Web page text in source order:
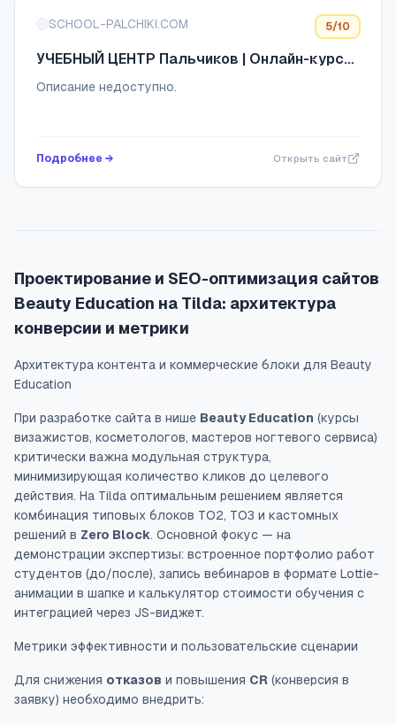
SCHOOL-PALCHIKI.COM 5/10
УЧЕБНЫЙ ЦЕНТР Пальчиков | Онлайн-курсы
по маникюру и педикюру
Описание недоступно.
Подробнее → Открыть сайт
Проектирование и SEO-оптимизация сайтов
Beauty Education на Tilda: архитектура
конверсии и метрики
Архитектура контента и коммерческие блоки для Beauty
Education
При разработке сайта в нише Beauty Education (курсы
визажистов, косметологов, мастеров ногтевого сервиса)
критически важна модульная структура,
минимизирующая количество кликов до целевого
действия. На Tilda оптимальным решением является
комбинация типовых блоков TO2, TO3 и кастомных
решений в Zero Block. Основной фокус — на
демонстрации экспертизы: встроенное портфолио работ
студентов (до/после), запись вебинаров в формате Lottie-
анимации в шапке и калькулятор стоимости обучения с
интеграцией через JS-виджет.
Метрики эффективности и пользовательские сценарии
Для снижения отказов и повышения CR (конверсия в
заявку) необходимо внедрить: